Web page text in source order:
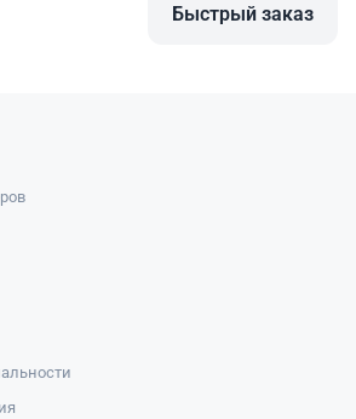
Быстрый заказ